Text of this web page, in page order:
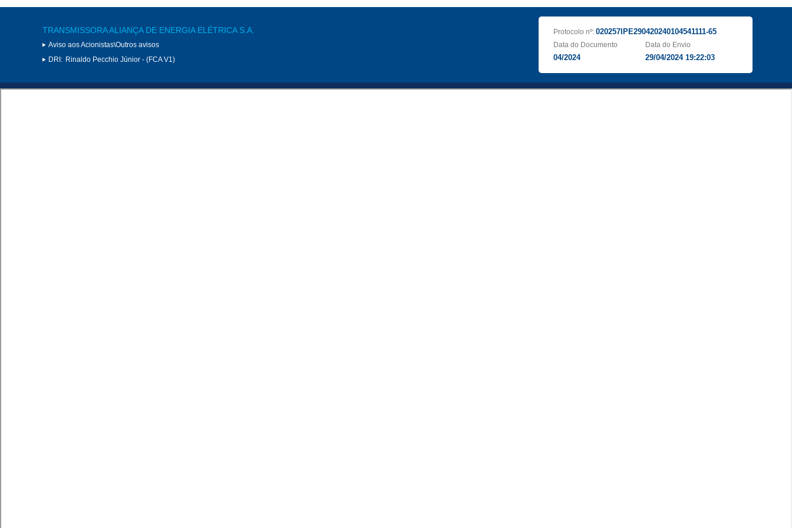
TRANSMISSORA ALIANÇA DE ENERGIA ELÉTRICA S.A.
Aviso aos Acionistas\Outros avisos
DRI: Rinaldo Pecchio Júnior - (FCA V1)
Protocolo nº: 020257IPE290420240104541111-65
Data do Documento
04/2024
Data do Envio
29/04/2024 19:22:03